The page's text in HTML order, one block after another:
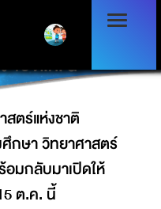
ร์แห่งชาติ (อพวช.)
ยาศาสตร์ วิจัยและ
าเปิดให้บริการ
15 ต.ค. นี้
ตร์แห่งชาติ
กษา วิทยาศาสตร์
มกลับมาเปิดให้
ต.ค. นี้